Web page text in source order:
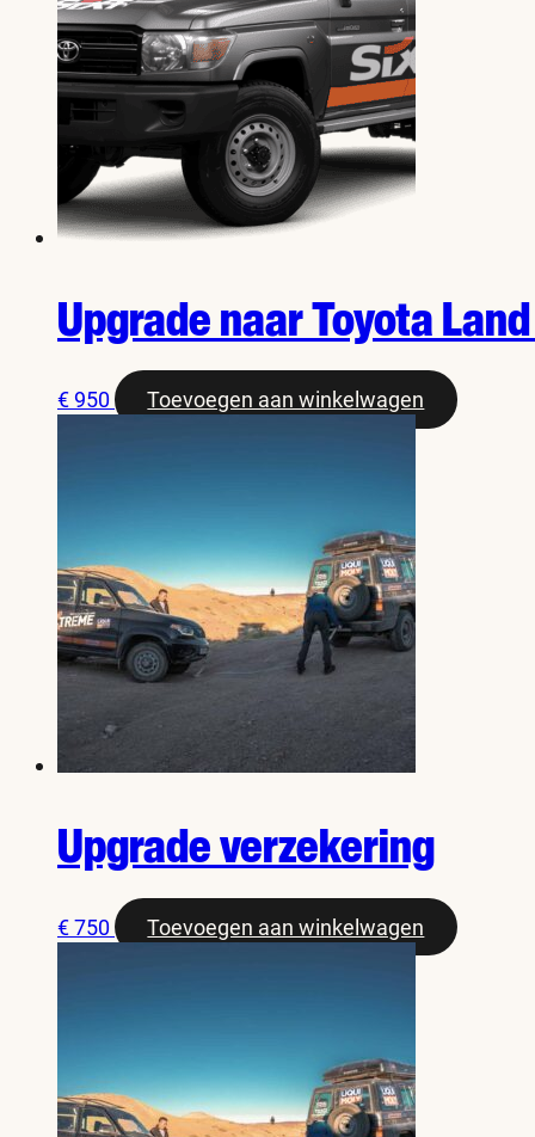
Upgrade naar Toyota
€950 Toevoegen aan winkelwagen
Upgrade verzekering
€750 Toevoegen aan winkelwagen